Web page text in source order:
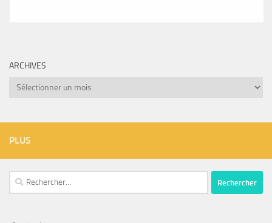
ARCHIVES
Archives
PLUS
Rechercher :